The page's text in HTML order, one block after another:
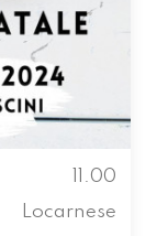
11.00
Locarnese